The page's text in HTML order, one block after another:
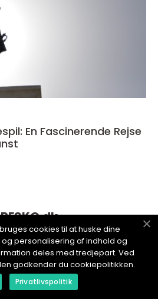
En Fascinerende Rejse
dk
cookies til at huske dine
og personalisering af indhold og
deles med tredjepart. Ved
godkender du cookiepolitikken.
Privatlivspolitik